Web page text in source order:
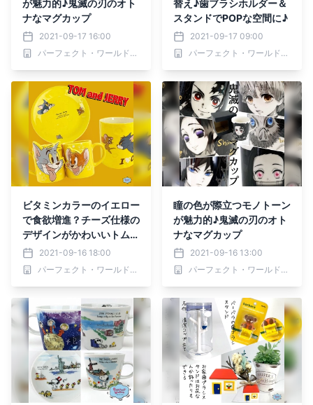
が魅力的♪鬼滅の刃のオト
ナなマグカップ
2021-09-17 16:00
パーフェクト・ワールド株式会社
替え♪歯ブラシホルダー＆
スタンドでPOPな空間に♪
2021-09-17 09:00
パーフェクト・ワールド株式会社
ビタミンカラーのイエロー
で食欲増進？チーズ仕様の
デザインがかわいいトムと
ジェリーのプレート＆マグ
カップ
2021-09-16 18:00
パーフェクト・ワールド株式会社
瞳の色が際立つモノトーン
が魅力的♪鬼滅の刃のオト
ナなマグカップ
2021-09-16 13:00
パーフェクト・ワールド株式会社